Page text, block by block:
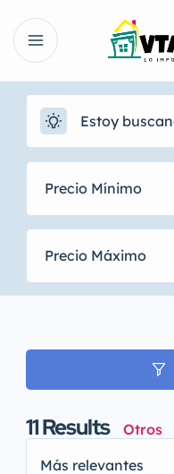
11Results
Otros
Más relevantes